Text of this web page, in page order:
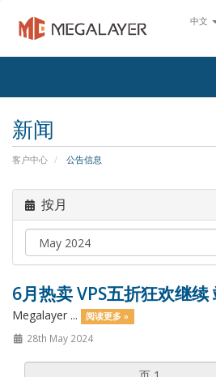
中文
新闻
客户中心 公告信息
按月
6月热卖 VPS五折狂欢继
Megalayer ... 阅读更多 »
28th May 2024